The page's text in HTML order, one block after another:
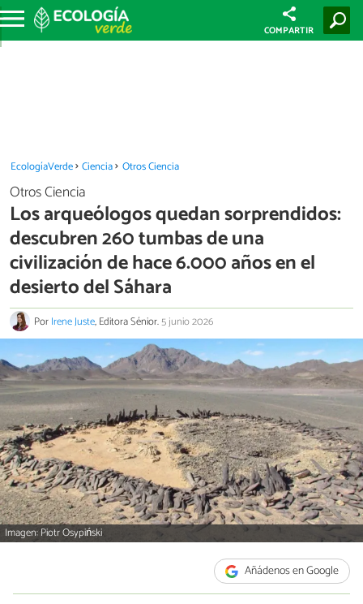
COMPARTIR
EcologíaVerde Ciencia Otros Ciencia
Otros Ciencia
Los arqueólogos quedan sorprendidos:
descubren 260 tumbas de una
civilización de hace 6.000 años en el
desierto del Sáhara
PorIrene Juste, Editora Sénior.5 junio 2026
Imagen: Piotr Osypiński
Añádenos en Google